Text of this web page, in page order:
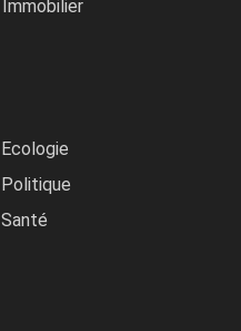
Immobilier
Ecologie
Politique
Santé